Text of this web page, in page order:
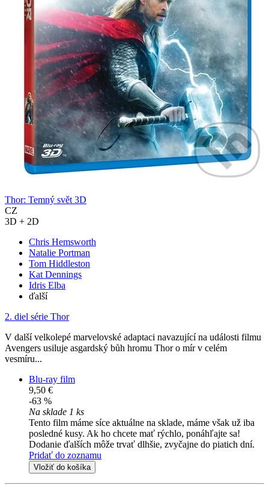
Thor: Temný svět 3D
CZ
3D + 2D
Chris Hemsworth
Natalie Portman
Tom Hiddleston
Kat Dennings
Idris Elba
ďalší
2. diel série Thor
V další velkolepé marvelovské adaptaci navazující na události filmu
Avengers usiluje asgardský bůh hromu Thor o mír v celém
vesmíru...
Blu-ray film
9,50 €
-63 %
Na sklade 1 ks
Tento film máme síce aktuálne na sklade, máme však už iba
posledné kusy. Ak ho chcete mať rýchlo, ponáhľajte sa!
Dodanie ďalších môže trvať dlhšie, zvyčajne do piatich dní.
Pridať do zoznamu
Vložiť do košíka